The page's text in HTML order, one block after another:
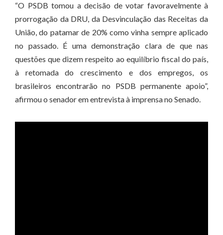
“O PSDB tomou a decisão de votar favoravelmente à
prorrogação da DRU, da Desvinculação das Receitas da
União, do patamar de 20% como vinha sempre aplicado
no passado. É uma demonstração clara de que nas
questões que dizem respeito ao equilíbrio fiscal do país,
à retomada do crescimento e dos empregos, os
brasileiros encontrarão no PSDB permanente apoio”,
afirmou o senador em entrevista à imprensa no Senado.